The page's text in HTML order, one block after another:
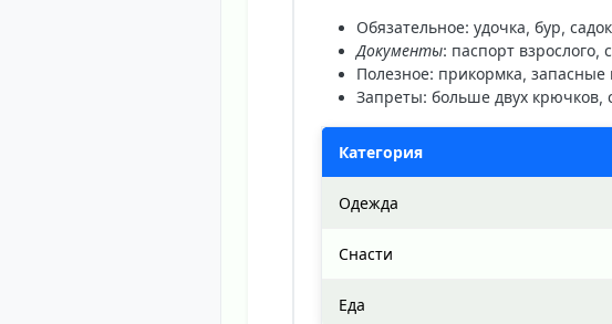
Обязательное: удочка, бур,
Документы: паспорт взрослого,
Полезное: прикормка, запасные
Запреты: больше двух крючков,
Категория
Одежда
Снасти
Еда